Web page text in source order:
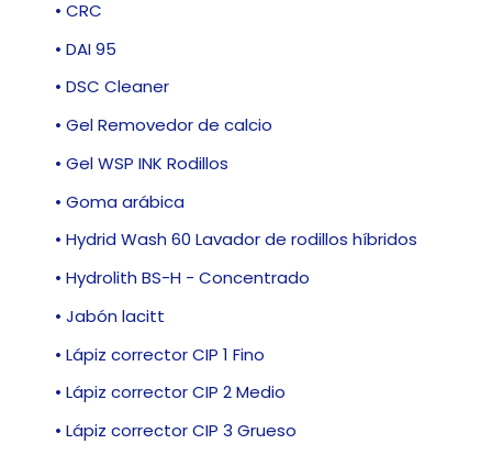
• CRC
• DAI 95
• DSC Cleaner
• Gel Removedor de calcio
• Gel WSP INK Rodillos
• Goma arábica
• Hydrid Wash 60 Lavador de rodillos híbridos
• Hydrolith BS-H - Concentrado
• Jabón lacitt
• Lápiz corrector CIP 1 Fino
• Lápiz corrector CIP 2 Medio
• Lápiz corrector CIP 3 Grueso